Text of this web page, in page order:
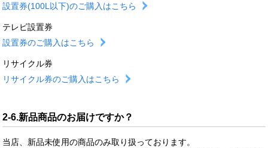
設置券(100L以下)のご購入はこちら
テレビ設置券
設置券のご購入はこちら
リサイクル券
リサイクル券のご購入はこちら
2-6.新品商品のお届けですか？
当店、新品未使用の商品のみ取り扱っております。